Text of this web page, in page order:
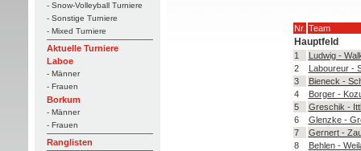
- Snow-Volleyball Turniere
- Sonstige Turniere
- Mixed Turniere
Aktuelle Turniere
Laboe
- Männer
- Frauen
Borkum
- Männer
- Frauen
Ranglisten
Nr. Team
Hauptfeld
1
Ludwig -
2
Laboureur -
3
Bieneck -
4
Borger -
5
Greschik -
6
Glenzke -
7
Gernert -
8
Behlen -